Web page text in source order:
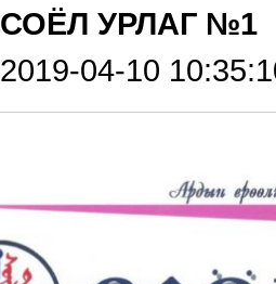
СОЁЛ УРЛАГ №1
2019-04-10